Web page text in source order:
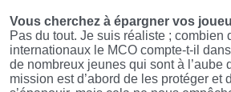
Vous cherchez à épargner vos
Pas du tout. Je suis réaliste ; combien
internationaux le MCO compte-t-il
de nombreux jeunes qui sont à l’aube
mission est d’abord de les protéger et